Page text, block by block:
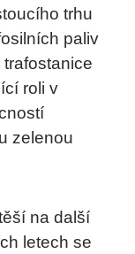
trhu
paliv
roli v
zelenou
na další
letech se